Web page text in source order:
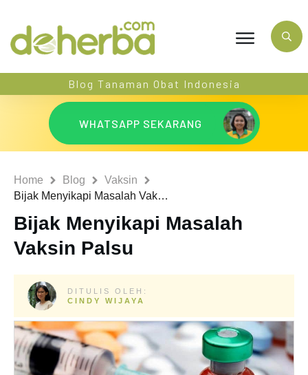
Blog Tanaman Obat Indonesia
WHATSAPP SEKARANG
Home Blog
Vaksin
Bijak Menyikapi Masalah Vaksin Palsu
Bijak Menyikapi Masalah
Vaksin Palsu
DITULIS OLEH:
CINDY WIJAYA